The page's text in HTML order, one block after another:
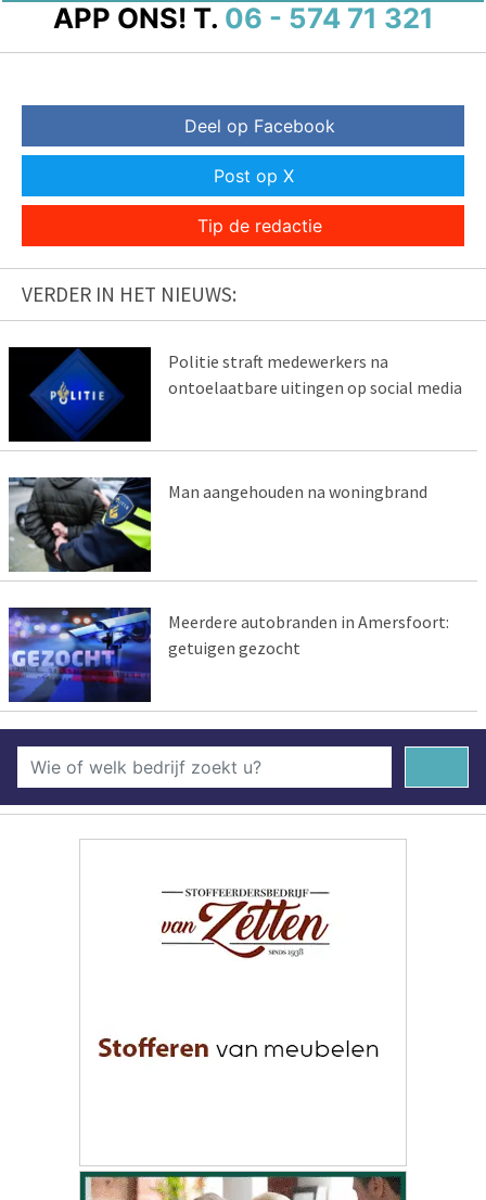
APP ONS! T. 06 - 574 71 321
Deel op Facebook
Post op X
Tip de redactie
VERDER IN HET NIEUWS:
Politie straft medewerkers na
ontoelaatbare uitingen op social media
Man aangehouden na woningbrand
Meerdere autobranden in Amersfoort:
getuigen gezocht